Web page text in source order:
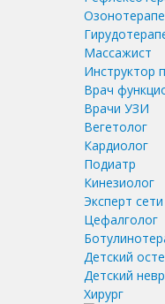
Массажист
Инструктор
Врач
Врачи УЗИ
Вегетолог
Кардиолог
Подиатр
Кинезиолог
Эксперт сети
Цефалголог
Детский
Детский
Хирург